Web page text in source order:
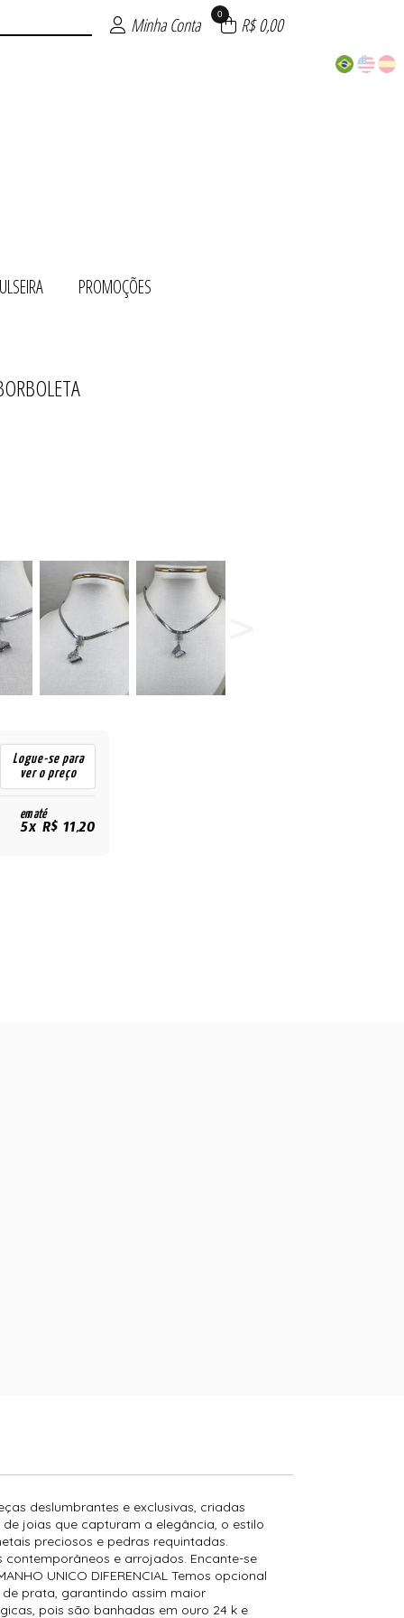
Minha Conta 0 R$ 0,00
PROMOÇÕES
Logue-se para
ver o preço
em até
5x R$ 11,20
deslumbrantes e exclusivas, criadas
joias que capturam a elegância, o estilo
preciosos e pedras requintadas.
e arrojados. Encante-se
UNICO DIFERENCIAL Temos opcional
prata, garantindo assim maior
pois são banhadas em ouro 24 k e